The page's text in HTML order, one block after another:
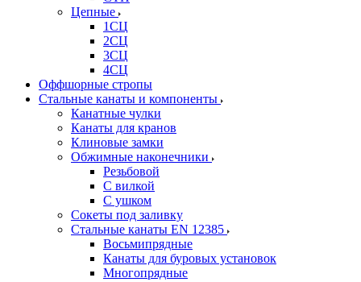
Цепные
1СЦ
2СЦ
3СЦ
4СЦ
Оффшорные стропы
Стальные канаты и компоненты
Канатные чулки
Канаты для кранов
Клиновые замки
Обжимные наконечники
Резьбовой
С вилкой
С ушком
Сокеты под заливку
Стальные канаты EN 12385
Восьмипрядные
Канаты для буровых установок
Многопрядные